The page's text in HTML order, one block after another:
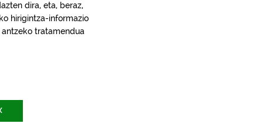
dira, eta, beraz,
hirigintza-informazio
tratamendua